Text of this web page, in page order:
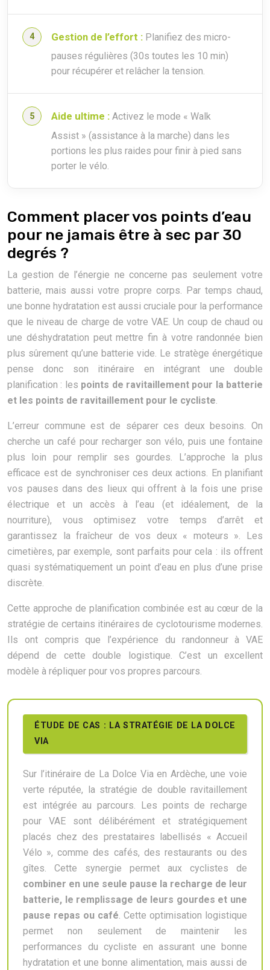
Gestion de l’effort : Planifiez des micro-
pauses régulières (30s toutes les 10 min)
pour récupérer et relâcher la tension.
Aide ultime : Activez le mode « Walk
Assist » (assistance à la marche) dans les
portions les plus raides pour finir à pied sans
porter le vélo.
Comment placer vos points d’eau
pour ne jamais être à sec par 30
degrés ?
La gestion de l’énergie ne concerne pas seulement votre
batterie, mais aussi votre propre corps. Par temps chaud,
une bonne hydratation est aussi cruciale pour la performance
que le niveau de charge de votre VAE. Un coup de chaud ou
une déshydratation peut mettre fin à votre randonnée bien
plus sûrement qu’une batterie vide. Le stratège énergétique
pense donc son itinéraire en intégrant une double
planification : les points de ravitaillement pour la batterie
et les points de ravitaillement pour le cycliste
L’erreur commune est de séparer ces deux besoins. On
cherche un café pour recharger son vélo, puis une fontaine
plus loin pour remplir ses gourdes. L’approche la plus
efficace est de synchroniser ces deux actions. En planifiant
vos pauses dans des lieux qui offrent à la fois une prise
électrique et un accès à l’eau (et idéalement, de la
nourriture), vous optimisez votre temps d’arrêt et
garantissez la fraîcheur de vos deux « moteurs ». Les
cimetières, par exemple, sont parfaits pour cela : ils offrent
quasi systématiquement un point d’eau en plus d’une prise
discrète.
Cette approche de planification combinée est au cœur de la
stratégie de certains itinéraires de cyclotourisme modernes.
Ils ont compris que l’expérience du randonneur à VAE
dépend de cette double logistique. C’est un excellent
modèle à répliquer pour vos propres parcours.
ÉTUDE DE CAS : LA STRATÉGIE DE LA DOLCE
VIA
Sur l’itinéraire de La Dolce Via en Ardèche, une voie
verte réputée, la stratégie de double ravitaillement
est intégrée au parcours. Les points de recharge
pour VAE sont délibérément et stratégiquement
placés chez des prestataires labellisés « Accueil
Vélo », comme des cafés, des restaurants ou des
gîtes. Cette synergie permet aux cyclistes de
combiner en une seule pause la recharge de leur
batterie, le remplissage de leurs gourdes et une
pause repas ou café. Cette optimisation logistique
permet non seulement de maintenir les
performances du cycliste en assurant une bonne
hydratation et une bonne alimentation, mais aussi de